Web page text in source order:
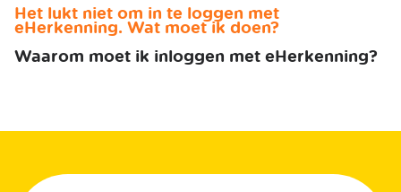
Het lukt niet om in te loggen met
eHerkenning. Wat moet ik doen?
Waarom moet ik inloggen met eHerkenning?